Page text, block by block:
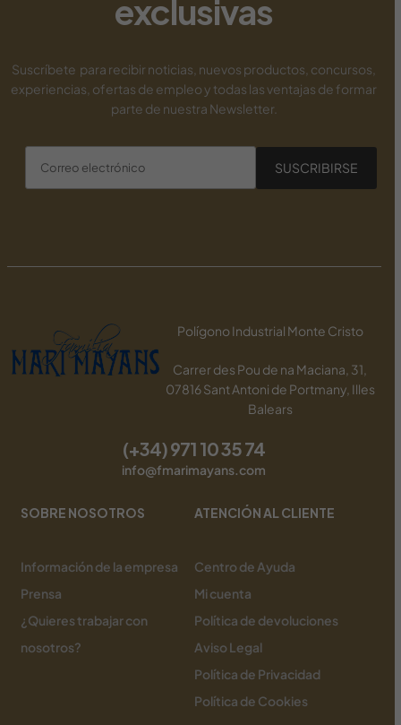
exclusivas
Suscríbete para recibir noticias, nuevos productos, concursos,
experiencias, ofertas de empleo y todas las ventajas de formar
parte de nuestra Newsletter.
Polígono Industrial Monte Cristo
Carrer des Pou de na Maciana, 31,
07816 Sant Antoni de Portmany, Illes
Balears
(+34) 971 10 35 74
info@fmarimayans.com
SOBRE NOSOTROS
Información de la empresa
Prensa
¿Quieres trabajar con
nosotros?
ATENCIÓN AL CLIENTE
Centro de Ayuda
Mi cuenta
Política de devoluciones
Aviso Legal
Política de Privacidad
Política de Cookies